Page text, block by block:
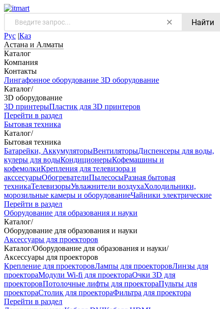
Найти
Рус |Қаз
Астана и Алматы
Каталог
Компания
Контакты
Лингафонное оборудование 3D оборудование
Каталог/
3D оборудование
3D принтерыПластик для 3D принтеров
Перейти в раздел
Бытовая техника
Каталог/
Бытовая техника
Батарейки, АккумуляторыВентиляторыДиспенсеры для воды,
кулеры для водыКондиционерыКофемашины и
кофемолкиКрепления для телевизора и
акссесуарыОбогревателиПылесосыРазная бытовая
техникаТелевизорыУвлажнители воздухаХолодильники,
морозильные камеры и оборудованиеЧайники электрические
Перейти в раздел
Оборудование для образования и науки
Каталог/
Оборудование для образования и науки
Аксессуары для проекторов
Каталог/Оборудование для образования и науки/
Аксессуары для проекторов
Крепление для проекторовЛампы для проекторовЛинзы для
проектораМодули Wi-fi для проектораОчки 3D для
проекторовПотолочные лифты для проектораПульты для
проектораСтолик для проектораФильтра для проектора
Перейти в раздел